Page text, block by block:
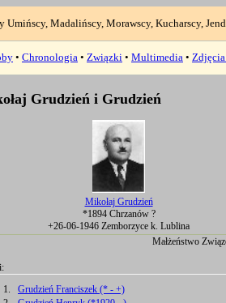
Umińscy, Madalińscy, Morawscy, Kucharscy,
• Chronologia • Związki • Multimedia •
Grudzień i Grudzień
Mikołaj Grudzień
*1894 Chrzanów ?
+26-06-1946 Zemborzyce k. Lublina
Małżeństwo
1.
Grudzień Franciszek (* - +)